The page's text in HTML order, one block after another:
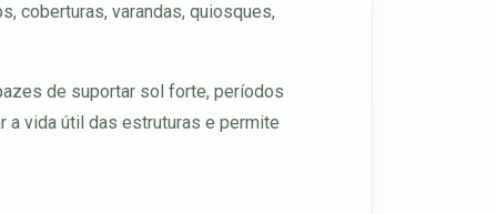
coberturas, varandas, quiosques,
de suportar sol forte, períodos
a vida útil das estruturas e permite